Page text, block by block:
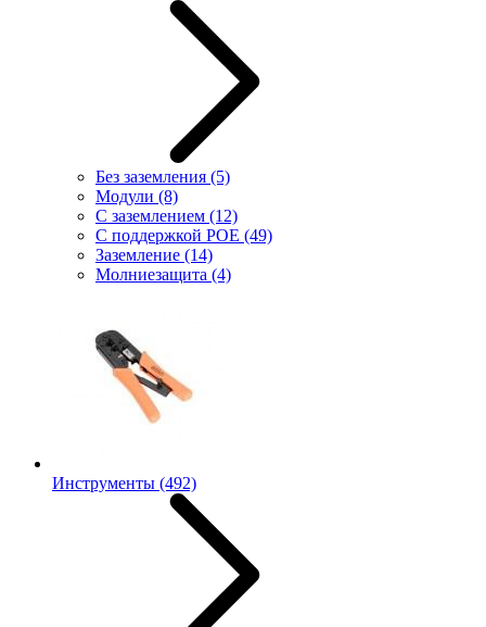
Без заземления (5)
Модули (8)
С заземлением (12)
С поддержкой POE (49)
Заземление (14)
Молниезащита (4)
Инструменты (492)